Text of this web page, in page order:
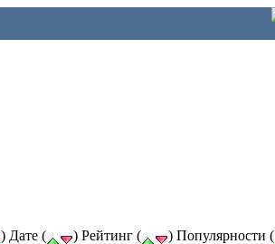
) Дате ( ) Рейтинг ( ) Популярности (